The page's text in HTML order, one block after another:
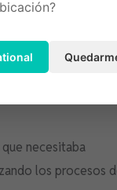
necesitaba
los procesos